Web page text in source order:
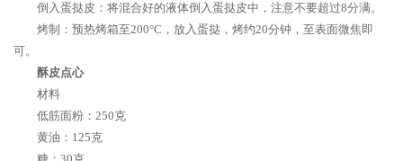
倒入蛋挞皮：将混合好的液体倒入蛋挞皮中，注意不要超过8分满。
烤制：预热烤箱至200°C，放入蛋挞，烤约20分钟，至表面微焦即
可。
酥皮点心
材料
低筋面粉：250克
黄油：125克